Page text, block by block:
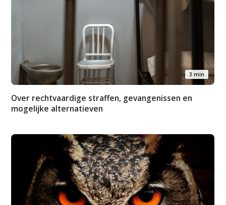
Studium Generale
Home
Agenda
Video
3 min
Over rechtvaardige straffen, gevangenissen en
mogelijke alternatieven